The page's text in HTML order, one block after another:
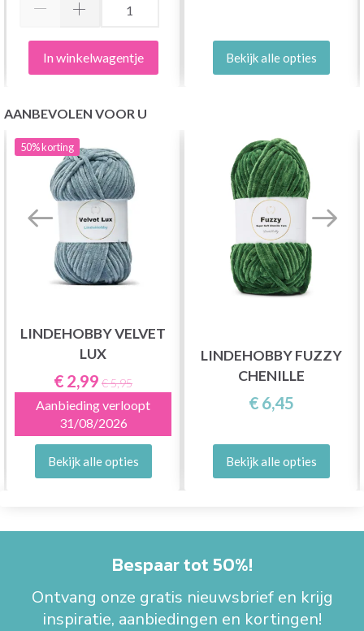
In winkelwagentje Bekijk alle opties
AANBEVOLEN VOOR U
50%korting
LINDEHOBBY VELVET
LUX
€ 2,99 € 5,95
Aanbieding verloopt
31/08/2026
Bekijk alle opties
LINDEHOBBY FUZZY
CHENILLE
€ 6,45
Bekijk alle opties
Bespaar tot 50%!
Ontvang onze gratis nieuwsbrief en krijg
inspiratie, aanbiedingen en kortingen!